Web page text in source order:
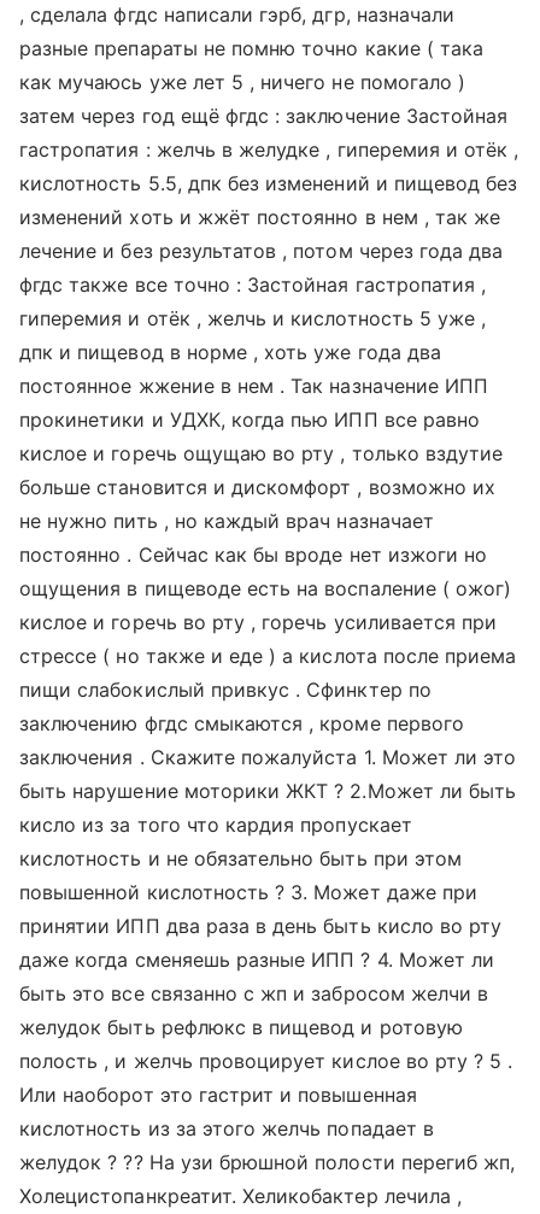
, сделала фгдс написали гэрб, дгр, назначали
разные препараты не помню точно какие ( така
как мучаюсь уже лет 5 , ничего не помогало )
затем через год ещё фгдс : заключение Застойная
гастропатия : желчь в желудке , гиперемия и отёк ,
кислотность 5.5, дпк без изменений и пищевод без
изменений хоть и жжёт постоянно в нем , так же
лечение и без результатов , потом через года два
фгдс также все точно : Застойная гастропатия ,
гиперемия и отёк , желчь и кислотность 5 уже ,
дпк и пищевод в норме , хоть уже года два
постоянное жжение в нем . Так назначение ИПП
прокинетики и УДХК, когда пью ИПП все равно
кислое и горечь ощущаю во рту , только вздутие
больше становится и дискомфорт , возможно их
не нужно пить , но каждый врач назначает
постоянно . Сейчас как бы вроде нет изжоги но
ощущения в пищеводе есть на воспаление ( ожог)
кислое и горечь во рту , горечь усиливается при
стрессе ( но также и еде ) а кислота после приема
пищи слабокислый привкус . Сфинктер по
заключению фгдс смыкаются , кроме первого
заключения . Скажите пожалуйста 1. Может ли это
быть нарушение моторики ЖКТ ? 2.Может ли быть
кисло из за того что кардия пропускает
кислотность и не обязательно быть при этом
повышенной кислотность ? 3. Может даже при
принятии ИПП два раза в день быть кисло во рту
даже когда сменяешь разные ИПП ? 4. Может ли
быть это все связанно с жп и забросом желчи в
желудок быть рефлюкс в пищевод и ротовую
полость , и желчь провоцирует кислое во рту ? 5 .
Или наоборот это гастрит и повышенная
кислотность из за этого желчь попадает в
желудок ? ?? На узи брюшной полости перегиб жп,
Холецистопанкреатит. Хеликобактер лечила ,